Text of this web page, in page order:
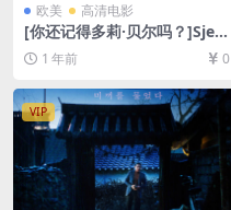
欧美 高清电影
[你还记得多莉·贝尔吗？]Sjeć
aš li se Doli Bel? (1981)[百度
网盘+夸克网盘1080P超清未
删减资源][网盘在线播放/下
载][MP4/6.9GB][中文字幕]
1 年前 0
VIP